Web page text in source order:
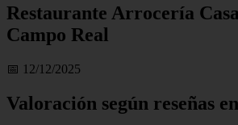
Restaurante Arrocería
Campo Real
📅 12/12/2025
Valoración según reseñas